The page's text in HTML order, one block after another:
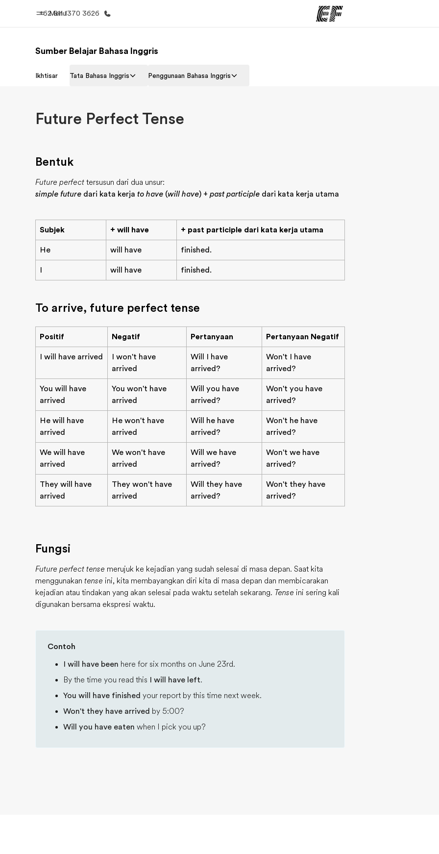
Menu
+62 811 1370 3626
Beranda Daftar program
Sumber Belajar Bahasa Inggris
Ikhtisar Tata Bahasa Inggris Penggunaan Bahasa Inggris
Future Perfect Tense
Bentuk
Future perfect tersusun dari dua unsur:
simple future dari kata kerja to have (will have) + past participle dari kata kerja utama
Subjek + will have + past participle dari kata kerja utama
He will have finished.
I will have finished.
To arrive, future perfect tense
Positif Negatif Pertanyaan Pertanyaan Negatif
I will have arrived
I won't have
arrived
Will I have
arrived?
Won't I have
arrived?
You will have
arrived
You won't have
arrived
Will you have
arrived?
Won't you have
arrived?
He will have
arrived
He won't have
arrived
Will he have
arrived?
Won't he have
arrived?
We will have
arrived
We won't have
arrived
Will we have
arrived?
Won't we have
arrived?
They will have
arrived
They won't have
arrived
Will they have
arrived?
Won't they have
arrived?
Fungsi
Future perfect tense merujuk ke kejadian yang sudah selesai di masa depan. Saat kita
menggunakan tense ini, kita membayangkan diri kita di masa depan dan membicarakan
kejadian atau tindakan yang akan selesai pada waktu setelah sekarang. Tense ini sering kali
digunakan bersama ekspresi waktu.
Contoh
I will have been here for six months on June 23rd.
By the time you read this I will have left.
You will have finished your report by this time next week.
Won't they have arrived by 5:00?
Will you have eaten when I pick you up?